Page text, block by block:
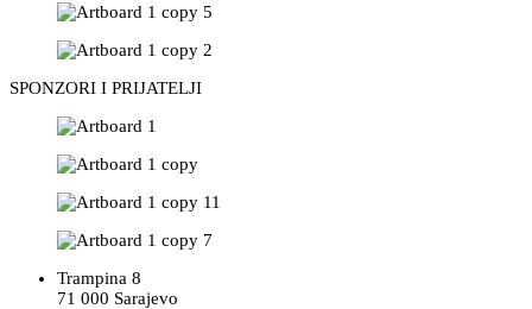
SPONZORI I PRIJATELJI
Trampina 8
71 000 Sarajevo